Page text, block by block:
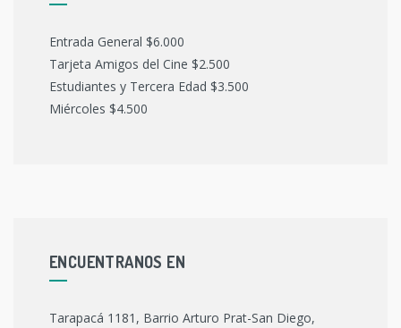
Entrada General $6.000
Tarjeta Amigos del Cine $2.500
Estudiantes y Tercera Edad $3.500
Miércoles $4.500
ENCUENTRANOS EN
Tarapacá 1181, Barrio Arturo Prat-San Diego,